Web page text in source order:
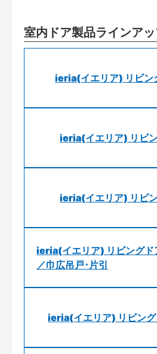
室内ドア製品ラインア
ieria(イエリア) リビン
ieria(イエリア) リビ
ieria(イエリア) リビ
ieria(イエリア) リビングド
／巾広吊戸･片引
ieria(イエリア) リビング